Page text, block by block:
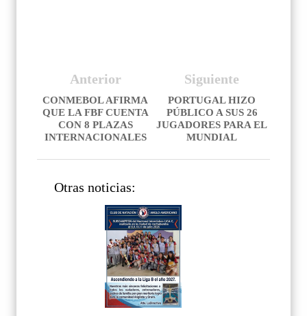
Siguiente
PORTUGAL HIZO
PÚBLICO A SUS 26
JUGADORES PARA EL
MUNDIAL
Anterior
CONMEBOL AFIRMA
QUE LA FBF CUENTA
CON 8 PLAZAS
INTERNACIONALES
Otras noticias: